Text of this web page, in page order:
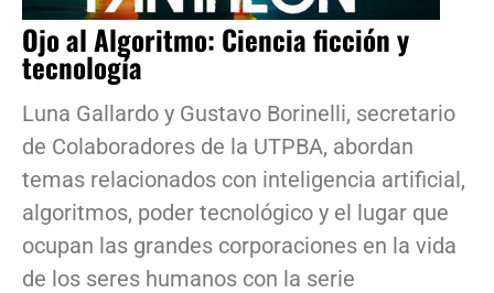
Ojo al Algoritmo: Ciencia ficción y
tecnología
Luna Gallardo y Gustavo Borinelli, secretario
de Colaboradores de la UTPBA, abordan
temas relacionados con inteligencia artificial,
algoritmos, poder tecnológico y el lugar que
ocupan las grandes corporaciones en la vida
de los seres humanos con la serie